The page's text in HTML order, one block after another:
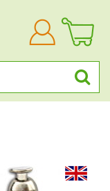
Anmelden